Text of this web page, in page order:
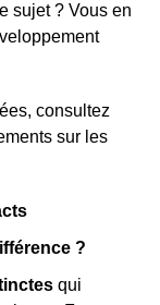
sujet ? Vous en
consultez
sur les
?
qui